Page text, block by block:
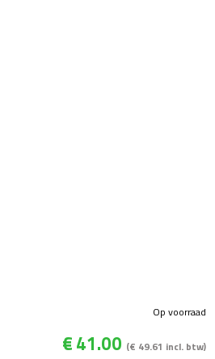
€41.00 (€ 49.61 incl. btw)
Op voorraad